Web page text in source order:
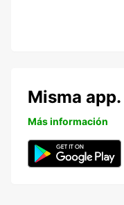
Misma
Más información